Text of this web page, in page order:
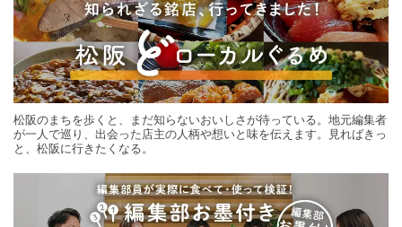
松阪のまちを歩くと、まだ知らないおいしさが待っている。地元編集者
が一人で巡り、出会った店主の人柄や想いと味を伝えます。見ればきっ
と、松阪に行きたくなる。